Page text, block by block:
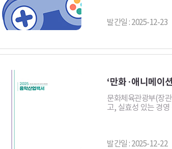
발간일 : 2025-12-23
‘만화·애니메이
문화체육관광부(장
고, 실효성 있는 경
발간일 : 2025-12-22